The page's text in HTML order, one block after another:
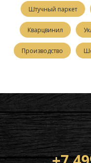
Штучный паркет
Кварцвинил
Производство